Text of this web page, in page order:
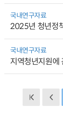
국내연구자료
2025년 청년정
국내연구자료
지역청년지원에